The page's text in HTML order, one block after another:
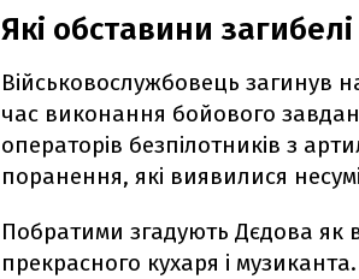
Які обставини
Військовослужбовець загинув
час виконання бойового
операторів безпілотників з
поранення, які виявилися
Побратими згадують Дєдова як
прекрасного кухаря і